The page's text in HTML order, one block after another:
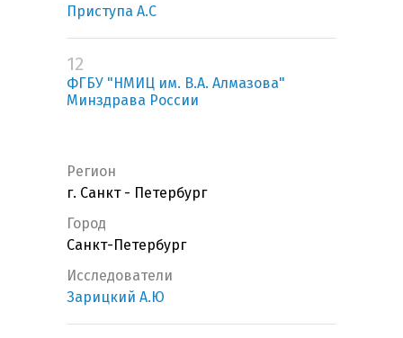
Приступа А.С
12
ФГБУ "НМИЦ им. В.А. Алмазова"
Минздрава России
Регион
г. Санкт - Петербург
Город
Санкт-Петербург
Исследователи
Зарицкий А.Ю